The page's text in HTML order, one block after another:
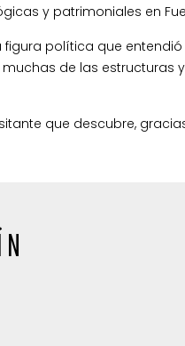
y patrimoniales en
figura política que
de las
que descubre,